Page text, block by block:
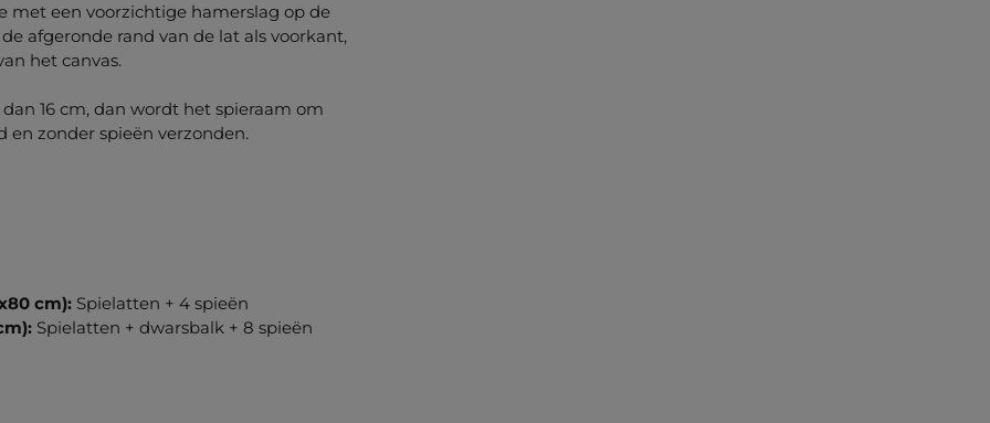
met een voorzichtige hamerslag op de
afgeronde rand van de lat als voorkant,
het canvas.
16 cm, dan wordt het spieraam om
zonder spieën verzonden.
cm): Spielatten + 4 spieën
: Spielatten + dwarsbalk + 8 spieën